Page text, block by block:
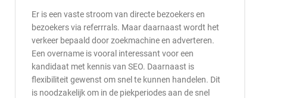
Er is een vaste stroom van directe bezoekers en
bezoekers via referrrals. Maar daarnaast wordt het
verkeer bepaald door zoekmachine en adverteren.
Een overname is vooral interessant voor een
kandidaat met kennis van SEO. Daarnaast is
flexibiliteit gewenst om snel te kunnen handelen. Dit
is noodzakelijk om in de piekperiodes aan de snel